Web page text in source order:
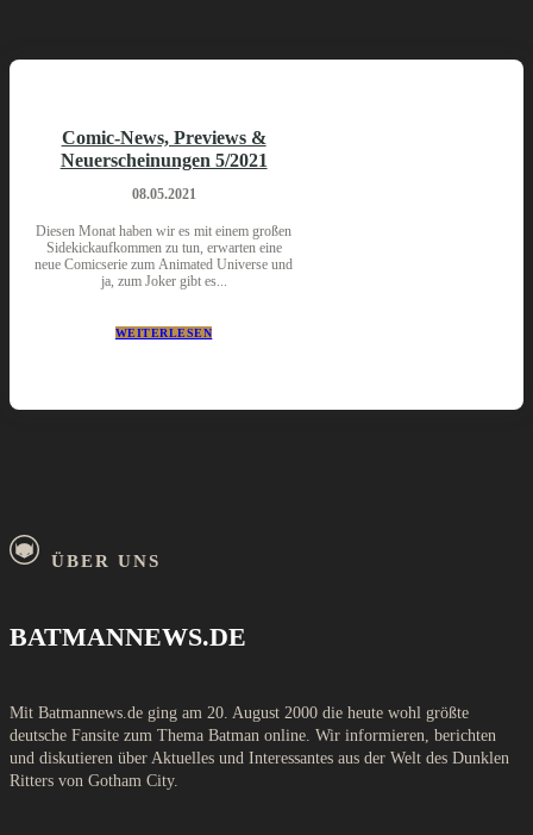
Comic-News, Previews &
Neuerscheinungen 5/2021
08.05.2021
Diesen Monat haben wir es mit einem großen
Sidekickaufkommen zu tun, erwarten eine
neue Comicserie zum Animated Universe und
ja, zum Joker gibt es...
WEITERLESEN
ÜBER UNS
BATMANNEWS.DE
Mit Batmannews.de ging am 20. August 2000 die heute wohl größte
deutsche Fansite zum Thema Batman online. Wir informieren, berichten
und diskutieren über Aktuelles und Interessantes aus der Welt des Dunklen
Ritters von Gotham City.